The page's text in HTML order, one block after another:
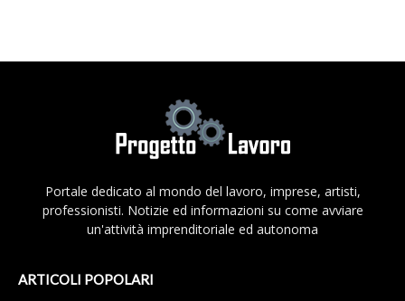
Portale dedicato al mondo del lavoro, imprese, artisti,
professionisti. Notizie ed informazioni su come avviare
un'attività imprenditoriale ed autonoma
ARTICOLI POPOLARI